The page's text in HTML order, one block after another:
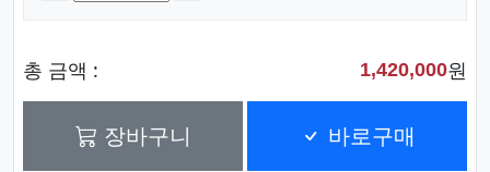
총 금액 : 1,420,000원
장바구니 바로구매